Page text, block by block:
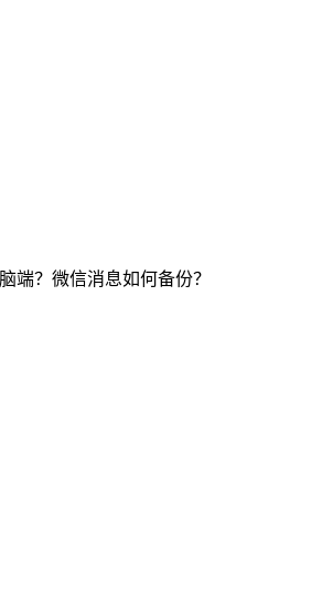
端？微信消息如何备份？